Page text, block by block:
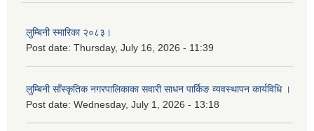
लुम्बिनी स्मारिका २०८३।
Post date: Thursday, July 16, 2026 - 11:39
लुम्बिनी साँस्कृतिक नगरपालिकाका सवारी साधन पार्किङ व्यवस्थापन कार्यविधि ।
Post date: Wednesday, July 1, 2026 - 13:18